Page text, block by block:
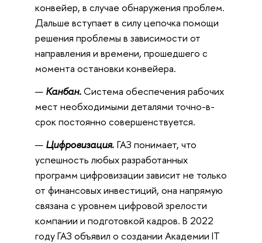
конвейер, в случае обнаружения проблем.
Дальше вступает в силу цепочка помощи
решения проблемы в зависимости от
направления и времени, прошедшего с
момента остановки конвейера.
Канбан.Система обеспечения рабочих
мест необходимыми деталями точно-в-
срок постоянно совершенствуется.
Цифровизация. ГАЗ понимает, что
успешность любых разработанных
программ цифровизации зависит не только
от финансовых инвестиций, она напрямую
связана с уровнем цифровой зрелости
компании и подготовкой кадров. В 2022
году ГАЗ объявил о создании Академии IT